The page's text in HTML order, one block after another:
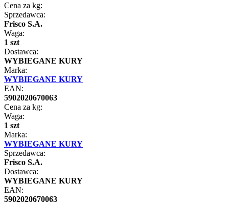
Cena za kg:
Sprzedawca:
Frisco S.A.
Waga:
1 szt
Dostawca:
WYBIEGANE KURY
Marka:
WYBIEGANE KURY
EAN:
5902020670063
Cena za kg:
Waga:
1 szt
Marka:
WYBIEGANE KURY
Sprzedawca:
Frisco S.A.
Dostawca:
WYBIEGANE KURY
EAN:
5902020670063